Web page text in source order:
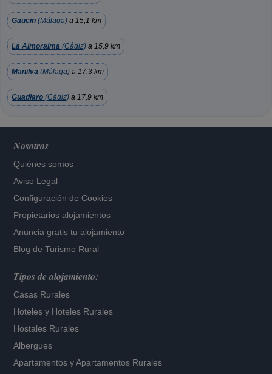
Gaucin (Málaga) a 15,1 km
La Almoraima (Cádiz) a 15,9 km
Manilva (Málaga) a 17,3 km
Guadiaro (Cádiz) a 17,9 km
Nosotros
Quiénes somos
Aviso Legal
Configuración de Cookies
Propietarios alojamientos
Anuncia gratis tu alojamiento
Blog de Turismo Rural
Tipos de alojamiento:
Casas Rurales
Hoteles y Hoteles Rurales
Hostales Rurales
Albergues
Apartamentos yApartamentos Rurales